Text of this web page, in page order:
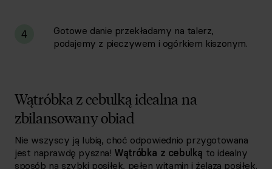
4
Gotowe danie przekładamy na talerz,
podajemy z pieczywem i ogórkiem kiszonym.
Wątróbka z cebulką idealna na
zbilansowany obiad
Nie wszyscy ją lubią, choć odpowiednio przygotowana
jest naprawdę pyszna! Wątróbka z cebulką to idealny
sposób na szybki posiłek, pełen witamin i żelaza posiłek.